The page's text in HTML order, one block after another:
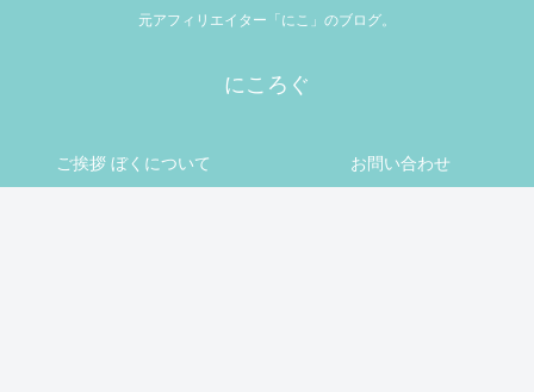
元アフィリエイター「にこ」のブログ。
にころぐ
ご挨拶 ぼくについて お問い合わせ